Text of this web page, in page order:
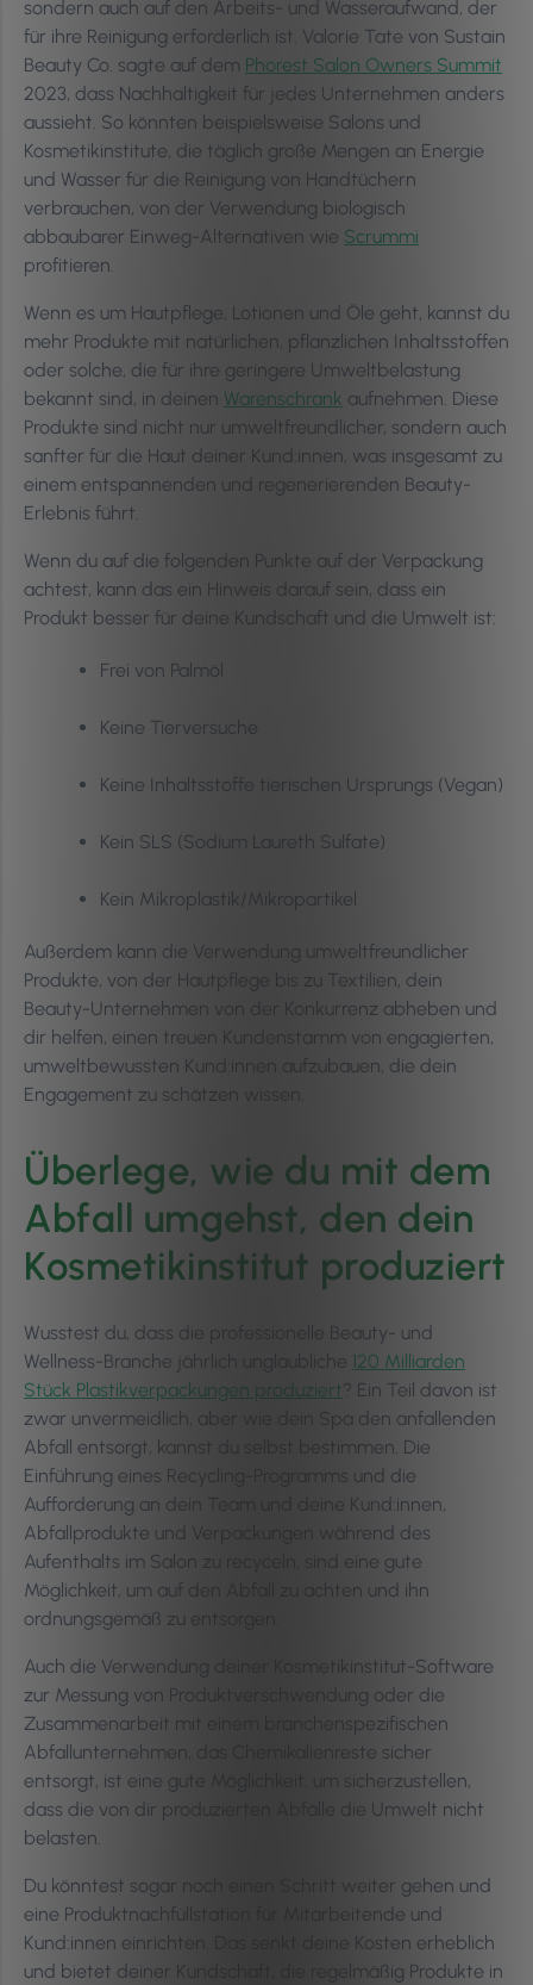
sondern auch auf den Arbeits- und Wasseraufwand, der
für ihre Reinigung erforderlich ist. Valorie Tate von Sustain
Beauty Co. sagte auf dem Phorest Salon Owners Summit
2023, dass Nachhaltigkeit für jedes Unternehmen anders
aussieht. So könnten beispielsweise Salons und
Kosmetikinstitute, die täglich große Mengen an Energie
und Wasser für die Reinigung von Handtüchern
verbrauchen, von der Verwendung biologisch
abbaubarer Einweg-Alternativen wie Scrummi
profitieren.
Wenn es um Hautpflege, Lotionen und Öle geht, kannst du
mehr Produkte mit natürlichen, pflanzlichen Inhaltsstoffen
oder solche, die für ihre geringere Umweltbelastung
bekannt sind, in deinen Warenschrank aufnehmen. Diese
Produkte sind nicht nur umweltfreundlicher, sondern auch
sanfter für die Haut deiner Kund:innen, was insgesamt zu
einem entspannenden und regenerierenden Beauty-
Erlebnis führt.
Wenn du auf die folgenden Punkte auf der Verpackung
achtest, kann das ein Hinweis darauf sein, dass ein
Produkt besser für deine Kundschaft und die Umwelt ist:
Frei von Palmöl
Keine Tierversuche
Keine Inhaltsstoffe tierischen Ursprungs (Vegan)
Kein SLS (Sodium Laureth Sulfate)
Kein Mikroplastik/Mikropartikel
Außerdem kann die Verwendung umweltfreundlicher
Produkte, von der Hautpflege bis zu Textilien, dein
Beauty-Unternehmen von der Konkurrenz abheben und
dir helfen, einen treuen Kundenstamm von engagierten,
umweltbewussten Kund:innen aufzubauen, die dein
Engagement zu schätzen wissen.
Überlege, wie du mit dem
Abfall umgehst, den dein
Kosmetikinstitut produziert
Wusstest du, dass die professionelle Beauty- und
Wellness-Branche jährlich unglaubliche 120 Milliarden
Stück Plastikverpackungen produziert? Ein Teil davon ist
zwar unvermeidlich, aber wie dein Spa den anfallenden
Abfall entsorgt, kannst du selbst bestimmen. Die
Einführung eines Recycling-Programms und die
Aufforderung an dein Team und deine Kund:innen,
Abfallprodukte und Verpackungen während des
Aufenthalts im Salon zu recyceln, sind eine gute
Möglichkeit, um auf den Abfall zu achten und ihn
ordnungsgemäß zu entsorgen.
Auch die Verwendung deiner Kosmetikinstitut-Software
zur Messung von Produktverschwendung oder die
Zusammenarbeit mit einem branchenspezifischen
Abfallunternehmen, das Chemikalienreste sicher
entsorgt, ist eine gute Möglichkeit, um sicherzustellen,
dass die von dir produzierten Abfälle die Umwelt nicht
belasten.
Du könntest sogar noch einen Schritt weiter gehen und
eine Produktnachfüllstation für Mitarbeitende und
Kund:innen einrichten. Das senkt deine Kosten erheblich
und bietet deiner Kundschaft, die regelmäßig Produkte in